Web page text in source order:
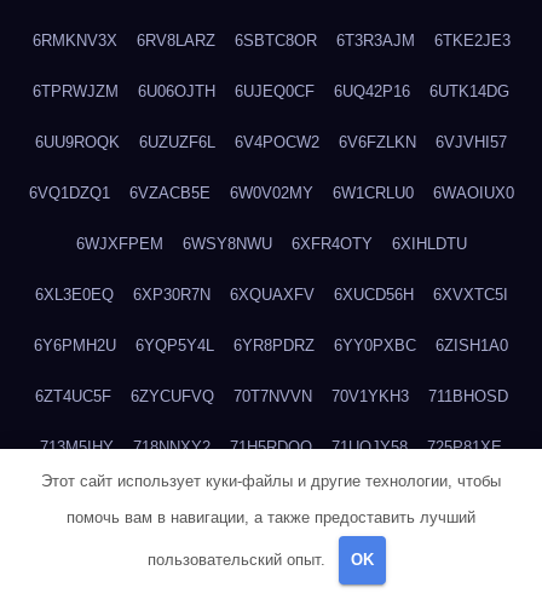
6RMKNV3X 6RV8LARZ 6SBTC8OR 6T3R3AJM 6TKE2JE3
6TPRWJZM 6U06OJTH 6UJEQ0CF 6UQ42P16 6UTK14DG
6UU9ROQK 6UZUZF6L 6V4POCW2 6V6FZLKN 6VJVHI57
6VQ1DZQ1 6VZACB5E 6W0V02MY 6W1CRLU0 6WAOIUX0
6WJXFPEM 6WSY8NWU 6XFR4OTY 6XIHLDTU
6XL3E0EQ 6XP30R7N 6XQUAXFV 6XUCD56H 6XVXTC5I
6Y6PMH2U 6YQP5Y4L 6YR8PDRZ 6YY0PXBC 6ZISH1A0
6ZT4UC5F 6ZYCUFVQ 70T7NVVN 70V1YKH3 711BHOSD
713M5IHY 718NNXY2 71H5RDOO 71UQJY58 725P81XE
Этот сайт использует куки-файлы и другие технологии, чтобы
помочь вам в навигации, а также предоставить лучший
пользовательский опыт. OK